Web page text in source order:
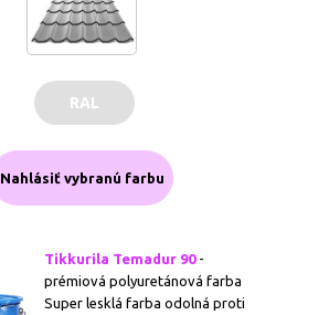
Tikkurila Temadur 90-
prémiová polyuretánová farba
Super lesklá farba odolná proti
RAL
Nahlásiť vybranú farbu